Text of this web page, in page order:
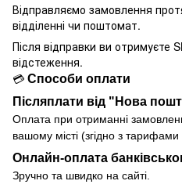
Відправляємо замовлення
відділенні чи поштомат.
Після відправки ви отримуєте
відстеження.
💳 Способи оплати
Післяплати від "Нова
Оплата при отриманні
вашому місті (згідно з тарифами
Онлайн-оплата
Зручно та швидко на сайті.